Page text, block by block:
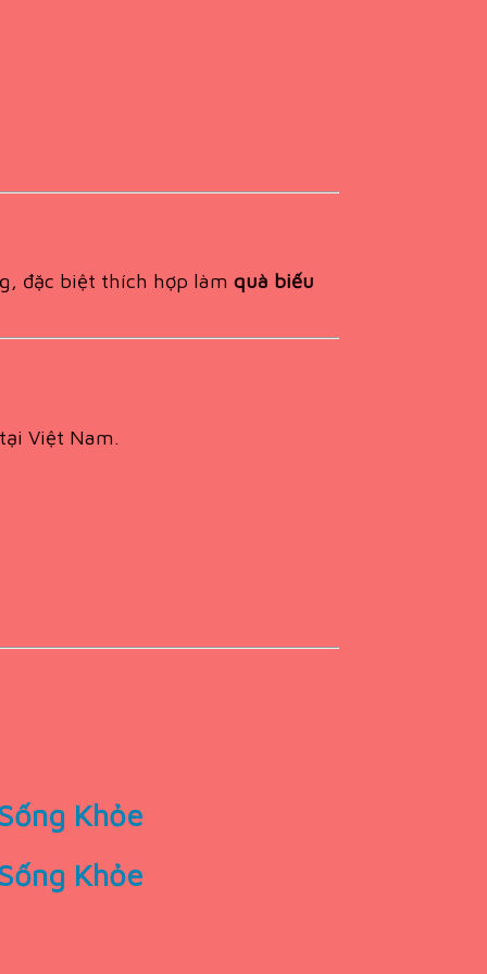
đặc biệt thích hợp làm quà biếu
Việt Nam.
Khỏe
Khỏe